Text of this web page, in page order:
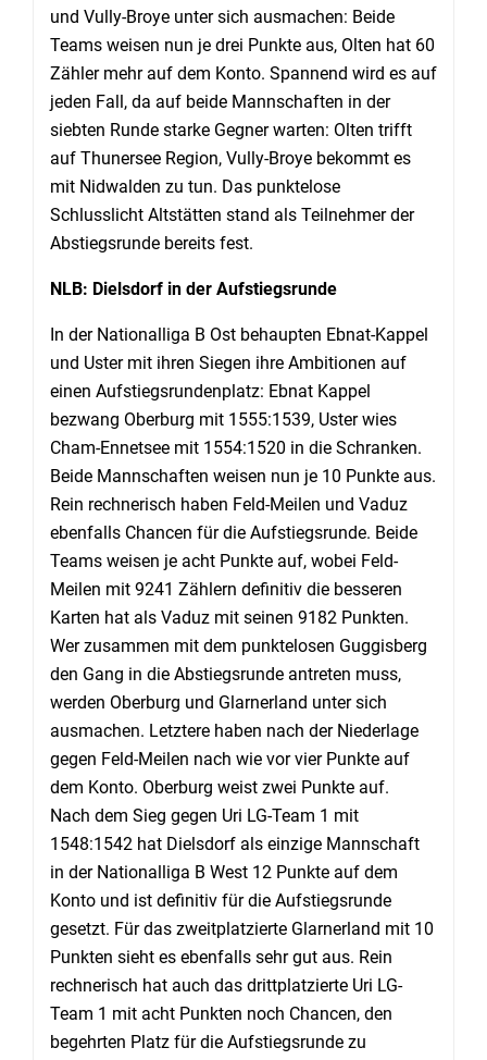
und Vully-Broye unter sich ausmachen: Beide
Teams weisen nun je drei Punkte aus, Olten hat 60
Zähler mehr auf dem Konto. Spannend wird es auf
jeden Fall, da auf beide Mannschaften in der
siebten Runde starke Gegner warten: Olten trifft
auf Thunersee Region, Vully-Broye bekommt es
mit Nidwalden zu tun. Das punktelose
Schlusslicht Altstätten stand als Teilnehmer der
Abstiegsrunde bereits fest.
NLB: Dielsdorf in der Aufstiegsrunde
In der Nationalliga B Ost behaupten Ebnat-Kappel
und Uster mit ihren Siegen ihre Ambitionen auf
einen Aufstiegsrundenplatz: Ebnat Kappel
bezwang Oberburg mit 1555:1539, Uster wies
Cham-Ennetsee mit 1554:1520 in die Schranken.
Beide Mannschaften weisen nun je 10 Punkte aus.
Rein rechnerisch haben Feld-Meilen und Vaduz
ebenfalls Chancen für die Aufstiegsrunde. Beide
Teams weisen je acht Punkte auf, wobei Feld-
Meilen mit 9241 Zählern definitiv die besseren
Karten hat als Vaduz mit seinen 9182 Punkten.
Wer zusammen mit dem punktelosen Guggisberg
den Gang in die Abstiegsrunde antreten muss,
werden Oberburg und Glarnerland unter sich
ausmachen. Letztere haben nach der Niederlage
gegen Feld-Meilen nach wie vor vier Punkte auf
dem Konto. Oberburg weist zwei Punkte auf.
Nach dem Sieg gegen Uri LG-Team 1 mit
1548:1542 hat Dielsdorf als einzige Mannschaft
in der Nationalliga B West 12 Punkte auf dem
Konto und ist definitiv für die Aufstiegsrunde
gesetzt. Für das zweitplatzierte Glarnerland mit 10
Punkten sieht es ebenfalls sehr gut aus. Rein
rechnerisch hat auch das drittplatzierte Uri LG-
Team 1 mit acht Punkten noch Chancen, den
begehrten Platz für die Aufstiegsrunde zu